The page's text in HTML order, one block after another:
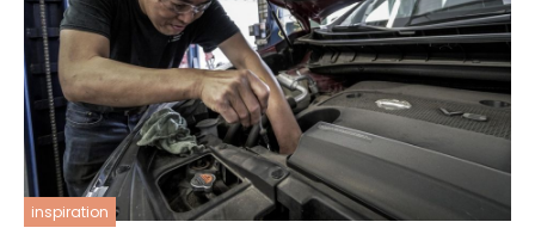
inspiration